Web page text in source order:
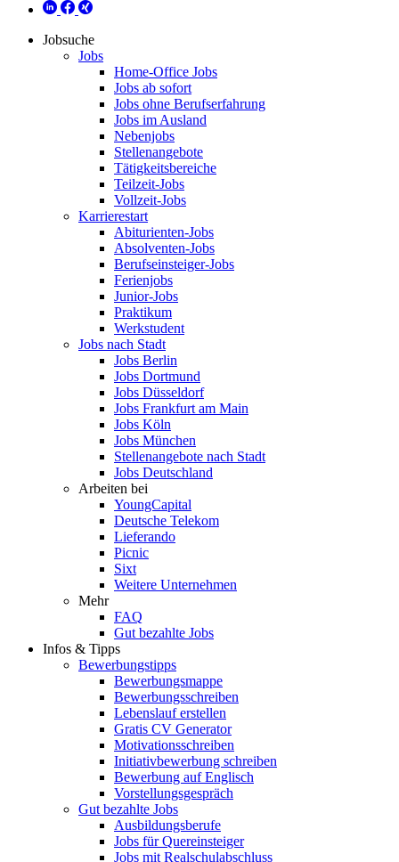
Jobsuche
Jobs
Home-Office Jobs
Jobs ab sofort
Jobs ohne Berufserfahrung
Jobs im Ausland
Nebenjobs
Stellenangebote
Tätigkeitsbereiche
Teilzeit-Jobs
Vollzeit-Jobs
Karrierestart
Abiturienten-Jobs
Absolventen-Jobs
Berufseinsteiger-Jobs
Ferienjobs
Junior-Jobs
Praktikum
Werkstudent
Jobs nach Stadt
Jobs Berlin
Jobs Dortmund
Jobs Düsseldorf
Jobs Frankfurt am Main
Jobs Köln
Jobs München
Stellenangebote nach Stadt
Jobs Deutschland
Arbeiten bei
YoungCapital
Deutsche Telekom
Lieferando
Picnic
Sixt
Weitere Unternehmen
Mehr
FAQ
Gut bezahlte Jobs
Infos & Tipps
Bewerbungstipps
Bewerbungsmappe
Bewerbungsschreiben
Lebenslauf erstellen
Gratis CV Generator
Motivationsschreiben
Initiativbewerbung schreiben
Bewerbung auf Englisch
Vorstellungsgespräch
Gut bezahlte Jobs
Ausbildungsberufe
Jobs für Quereinsteiger
Jobs mit Realschulabschluss